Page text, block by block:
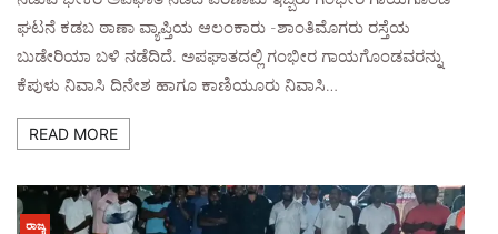
ಘಟನೆ ಕಡಬ ಠಾಣಾ ವ್ಯಾಪ್ತಿಯ ಆಲಂಕಾರು -ಶಾಂತಿಮೊಗರು ರಸ್ತೆಯ
ಬುಡೇರಿಯಾ ಬಳಿ ನಡೆದಿದೆ. ಅಪಘಾತದಲ್ಲಿ ಗಂಭೀರ ಗಾಯಗೊಂಡವರನ್ನು
ಕೆಪುಳು ನಿವಾಸಿ ದಿನೇಶ ಹಾಗೂ ಕಾಣಿಯೂರು ನಿವಾಸಿ…
READ MORE
ರಾಜ್ಯ